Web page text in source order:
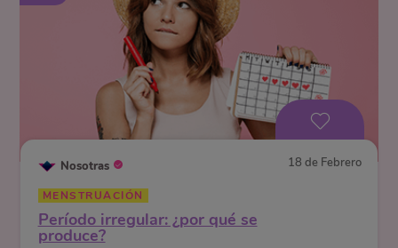
Nosotras 18 de Febrero
MENSTRUACIÓN
Período irregular: ¿por qué se
produce?